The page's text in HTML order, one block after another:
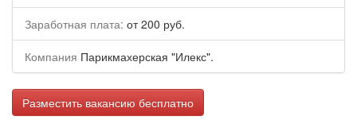
Заработная плата: от 200 руб.
Компания Парикмахерская "Илекс".
Разместить вакансию бесплатно